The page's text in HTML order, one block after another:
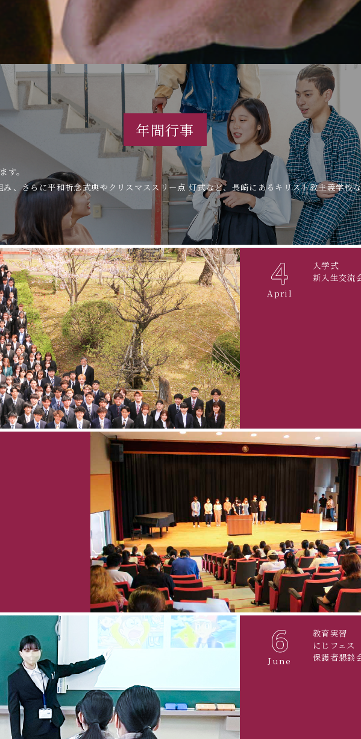
年間行事
す。
、さらに平和祈念式典やクリスマススリー点 灯式など、長崎にあるキリスト教主義学校
4
April
入学式
新入生交流
6
June
教育実習
にじフェス
保護者懇談